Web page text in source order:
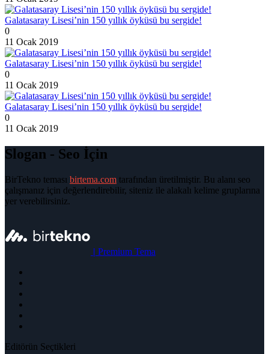
Galatasaray Lisesi’nin 150 yıllık öyküsü bu sergide!
0
11 Ocak 2019
Galatasaray Lisesi’nin 150 yıllık öyküsü bu sergide!
0
11 Ocak 2019
Galatasaray Lisesi’nin 150 yıllık öyküsü bu sergide!
0
11 Ocak 2019
Slogan - Seo İçin
BirTekno teması birtema.com tarafından üretilmiştir. Bu alanı seo
çalışmanız için değerlendirebilir, siteniz ile alakalı kelime gruplarına
yer verebilirsiniz.
| Premium Tema
Editörün Seçtikleri